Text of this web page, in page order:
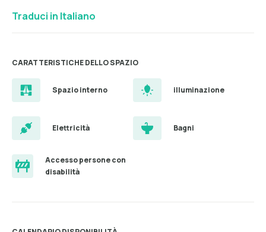
Traduci in Italiano
CARATTERISTICHE DELLO SPAZIO
Spazio interno illuminazione
Elettricità Bagni
Accesso persone con
disabilità